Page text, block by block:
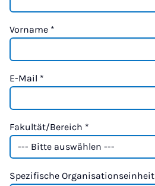
Vorname *
E-Mail *
Fakultät/Bereich *
Spezifische Organisationseinheit